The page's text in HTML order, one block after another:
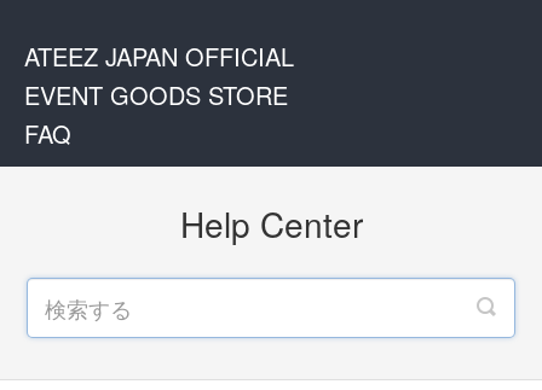
ATEEZ JAPAN OFFICIAL
EVENT GOODS STORE
FAQ
Help Center